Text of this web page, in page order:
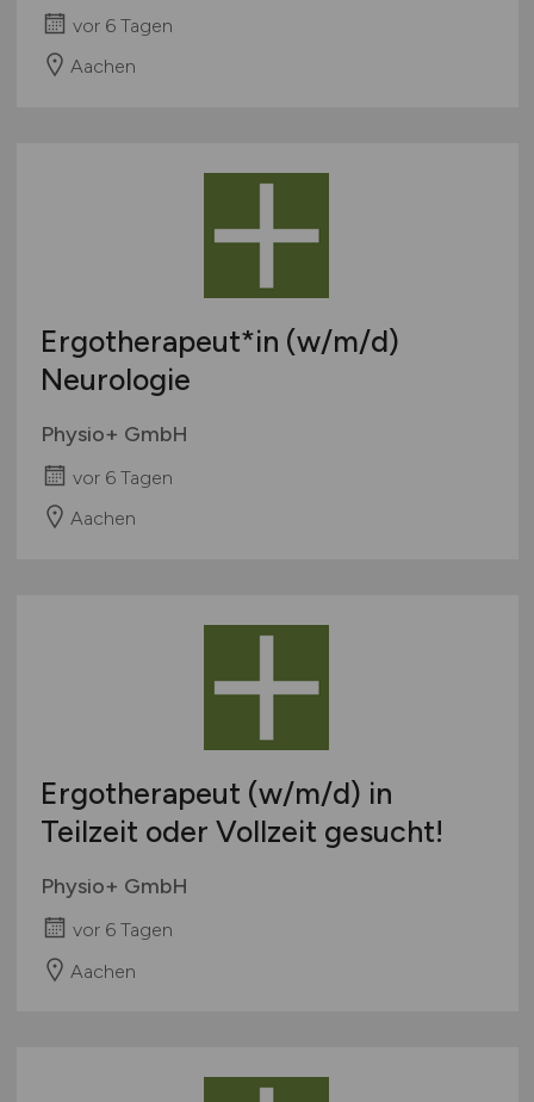
vor 6 Tagen
Aachen
Ergotherapeut*in (w/m/d)
Neurologie
Physio+ GmbH
vor 6 Tagen
Aachen
Ergotherapeut (w/m/d) in
Teilzeit oder Vollzeit gesucht!
Physio+ GmbH
vor 6 Tagen
Aachen